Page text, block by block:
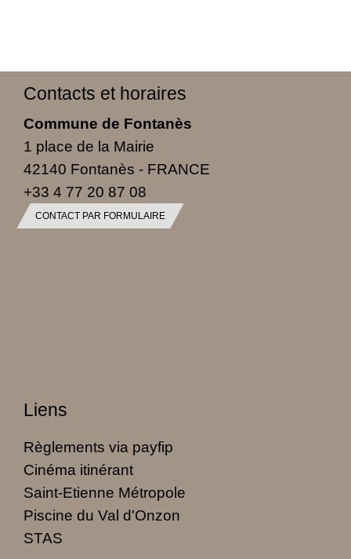
Contacts et horaires
Commune de Fontanès
1 place de la Mairie
42140 Fontanès - FRANCE
+33 4 77 20 87 08
CONTACT PAR FORMULAIRE
Liens
Règlements via payfip
Cinéma itinérant
Saint-Etienne Métropole
Piscine du Val d'Onzon
STAS